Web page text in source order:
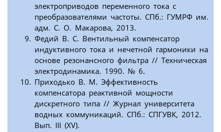
электроприводов переменного тока с
преобразователями частоты. СПб.: ГУМРФ им.
адм. С. О. Макарова, 2013.
Федий В. С. Вентильный компенсатор
индуктивного тока и нечетной гармоники на
основе резонансного фильтра // Техническая
электродинамика. 1990. № 6.
Приходько В. М. Эффективность
компенсатора реактивной мощности
дискретного типа // Журнал университета
водных коммуникаций. СПб.: СПГУВК, 2012.
Вып. III (XV).